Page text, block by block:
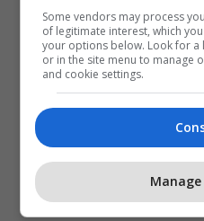
Some vendors may process
of legitimate interest, which
your options below. Look for
or in the site menu to manage
and cookie settings.